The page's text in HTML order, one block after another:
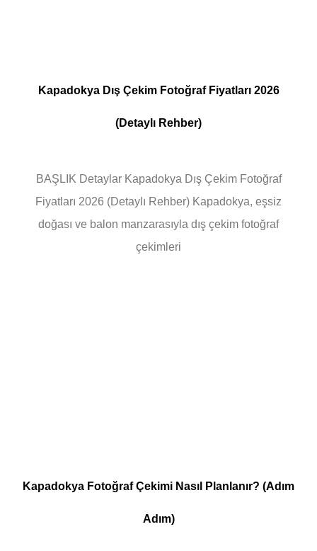
Kapadokya Dış Çekim Fotoğraf Fiyatları 2026
(Detaylı Rehber)
BAŞLIK Detaylar Kapadokya Dış Çekim Fotoğraf
Fiyatları 2026 (Detaylı Rehber) Kapadokya, eşsiz
doğası ve balon manzarasıyla dış çekim fotoğraf
çekimleri
Kapadokya Fotoğraf Çekimi Nasıl Planlanır? (Adım
Adım)